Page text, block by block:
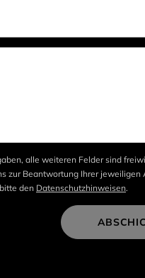
alle weiteren Felder sind
zur Beantwortung Ihrer jeweiligen
den Datenschutzhinweisen.